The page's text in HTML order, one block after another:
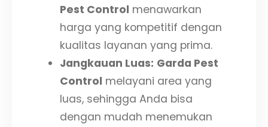
Pest Control menawarkan
harga yang kompetitif dengan
kualitas layanan yang prima.
Jangkauan Luas: Garda Pest
Control melayani area yang
luas, sehingga Anda bisa
dengan mudah menemukan